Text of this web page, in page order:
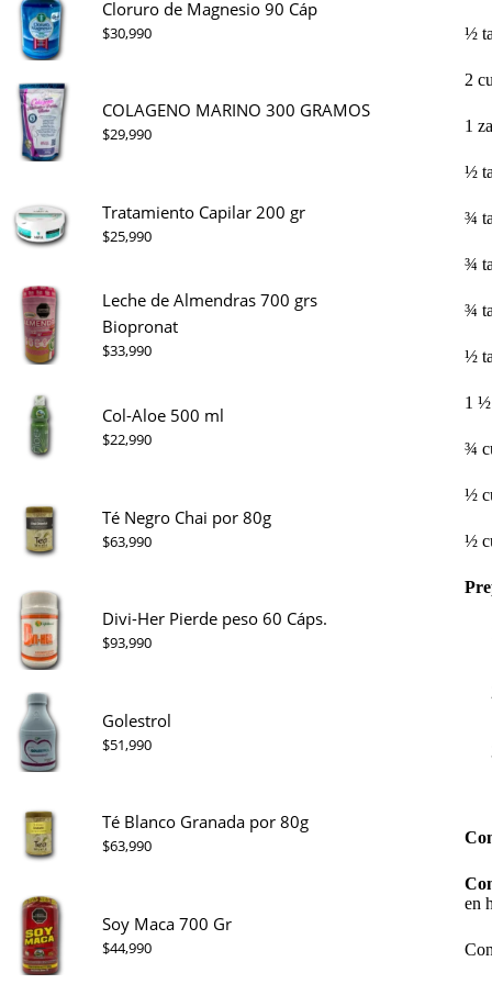
½
2
1
½
¾
¾
¾
½
1 ½
¾
½
½
en
Cloruro de Magnesio 90 Cáp
$30,990
COLAGENO MARINO 300 GRAMOS
$29,990
Tratamiento Capilar 200 gr
$25,990
Leche de Almendras 700 grs
Biopronat
$33,990
Col-Aloe 500 ml
$22,990
Té Negro Chai por 80g
$63,990
Divi-Her Pierde peso 60 Cáps.
$93,990
Golestrol
$51,990
Té Blanco Granada por 80g
$63,990
Soy Maca 700 Gr
$44,990